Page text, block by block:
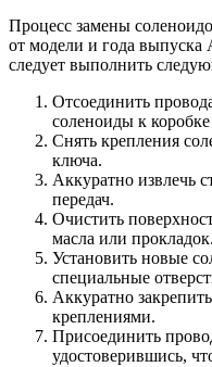
Процесс замены
от модели и года
следует выполнить
Отсоединить
соленоиды к коробке
Снять крепления
ключа.
Аккуратно извлечь
передач.
Очистить
масла или прокладок.
Установить новые
специальные
Аккуратно
креплениями.
Присоединить
удостоверившись,